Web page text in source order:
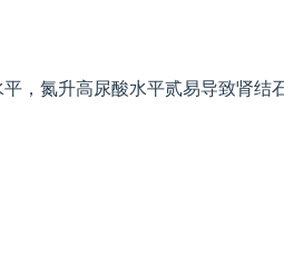
，氮升高尿酸水平贰易导致肾结